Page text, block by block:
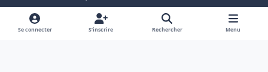
www.cheminots.net - Forum Libre depuis 2003
Powered by
Invision Community
Se connecter S’inscrire Rechercher Menu